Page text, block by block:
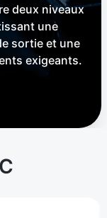
deux niveaux
une
sortie et une
exigeants.